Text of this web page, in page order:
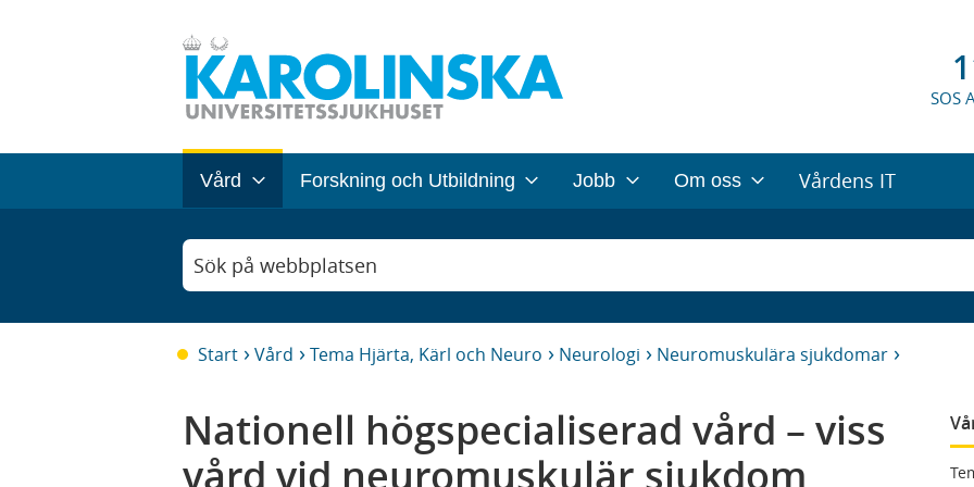
SOS
Vård Forskning och Utbildning Jobb Om oss Vårdens IT
Sök på webbplatsen
Start Vård Tema Hjärta, Kärl och Neuro Neurologi Neuromuskulära sjukdomar
Nationell högspecialiserad vård – viss
vård vid neuromuskulär sjukdom